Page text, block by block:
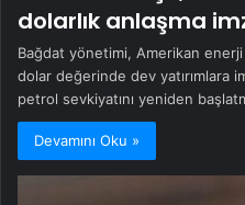
dolarlık anlaşma
Bağdat yönetimi, Amerikan
dolar değerinde dev yatırımlara
petrol sevkiyatını yeniden
Devamını Oku »